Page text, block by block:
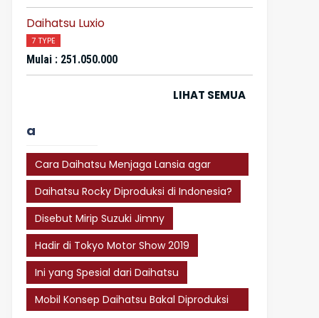
Daihatsu Luxio
7 TYPE
Mulai : 251.050.000
LIHAT SEMUA
a
Cara Daihatsu Menjaga Lansia agar
Tetap Sigap dalam Berkendara
Daihatsu Rocky Diproduksi di Indonesia?
Disebut Mirip Suzuki Jimny
Hadir di Tokyo Motor Show 2019
Ini yang Spesial dari Daihatsu
Mobil Konsep Daihatsu Bakal Diproduksi